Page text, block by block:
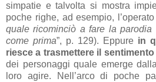
simpatie e talvolta si mostra
poche righe, ad esempio,
quale ricominciò a fare la parodia
come prima”, p. 129). Eppure in
riesce a trasmettere il sentimento
dei personaggi quale emerge
loro agire. Nell’arco di poche